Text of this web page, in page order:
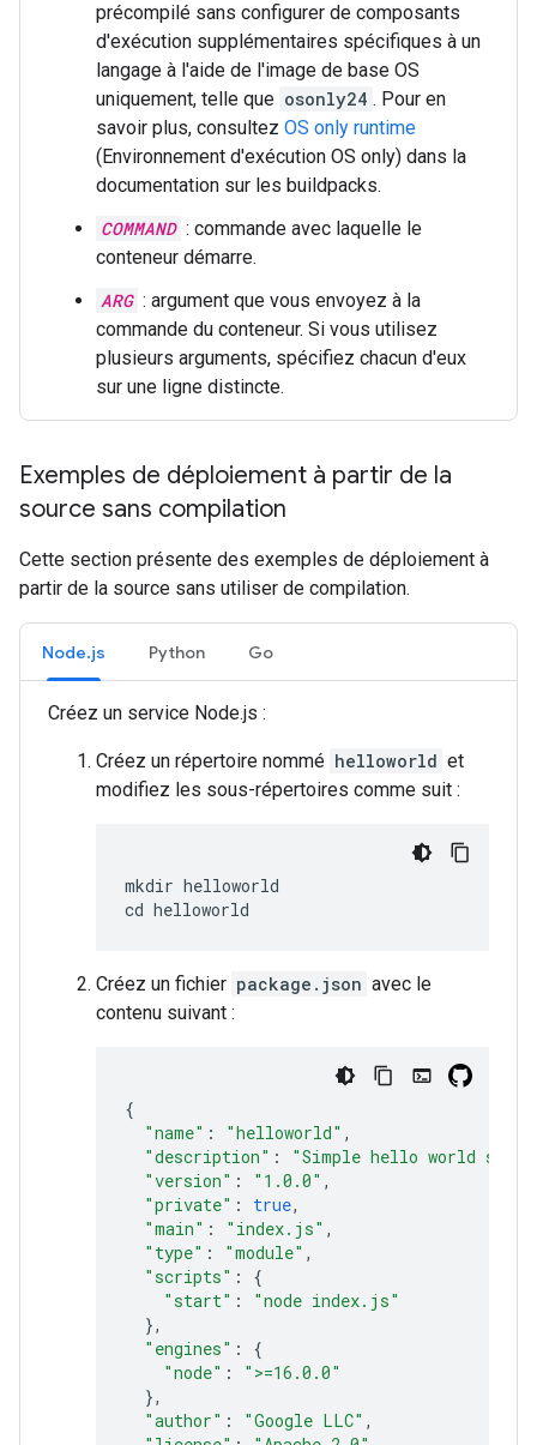
précompilé sans configurer de composants
d'exécution supplémentaires spécifiques à un
langage à l'aide de l'image de base OS
uniquement, telle que osonly24 . Pour en
savoir plus, consultez OS only runtime
(Environnement d'exécution OS only) dans la
documentation sur les buildpacks.
COMMAND : commande avec laquelle le
conteneur démarre.
ARG : argument que vous envoyez à la
commande du conteneur. Si vous utilisez
plusieurs arguments, spécifiez chacun d'eux
sur une ligne distincte.
Exemples de déploiement à partir de la
source sans compilation
Cette section présente des exemples de déploiement à
partir de la source sans utiliser de compilation.
Node.js Python Go
Créez un service Node.js :
Créez un répertoire nommé helloworld et
modifiez les sous-répertoires comme suit :
mkdir helloworld
Créez un fichier package.json avec le
contenu suivant :
{
"name" : "helloworld" ,
"description" :
"Simple hello world
"version" : "1.0.0" ,
"private" : true,
"main" : "index.js" ,
"type" : "module" ,
"scripts" :
{
"start" :
"node index.js"
},
"engines" :
{
"node" :
">=16.0.0"
},
"author" : "Google LLC" ,